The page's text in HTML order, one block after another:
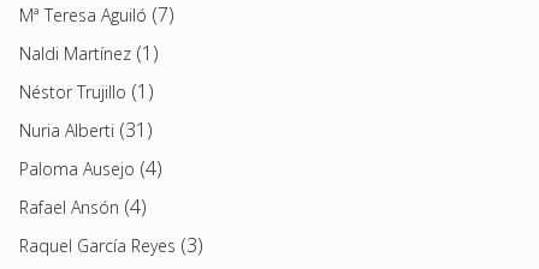
Mª Teresa Aguiló (7)
Naldi Martínez (1)
Néstor Trujillo (1)
Nuria Alberti (31)
Paloma Ausejo (4)
Rafael Ansón (4)
Raquel García Reyes (3)